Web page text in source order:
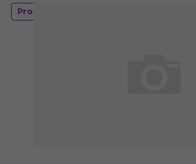
Prodaja je završena